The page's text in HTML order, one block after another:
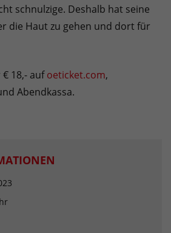
schnulzige. Deshalb hat seine
die Haut zu gehen und dort für
18,- aufoeticket.com,
Abendkassa.